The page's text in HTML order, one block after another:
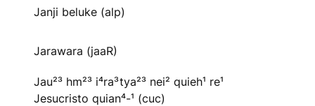
Janji beluke (alp)
Jarawara (jaaR)
Jau²³ hm²³ i⁴ra³tya²³ nei² quieh¹ re¹
Jesucristo quian⁴-¹ (cuc)